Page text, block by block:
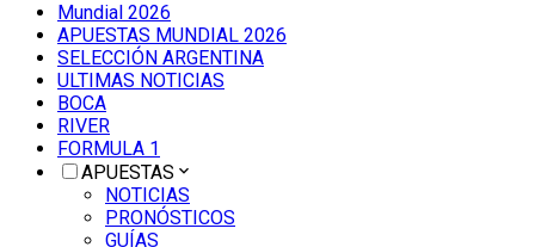
Mundial 2026
APUESTAS MUNDIAL 2026
SELECCIÓN ARGENTINA
ULTIMAS NOTICIAS
BOCA
RIVER
FORMULA 1
APUESTAS
NOTICIAS
PRONÓSTICOS
GUÍAS